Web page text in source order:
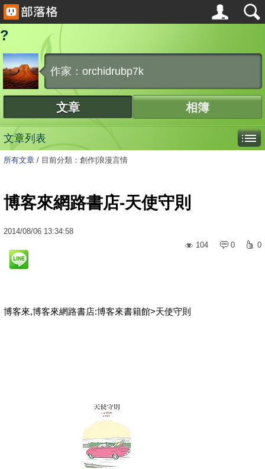
?
作家：orchidrubp7k
文章 相簿
文章列表
所有文章 / 目前分類：創作|浪漫言情
博客來網路書店-天使守則
2014/08/06 13:34:58
104
0 0
博客來,博客來網路書店:博客來書籍館>天使守則